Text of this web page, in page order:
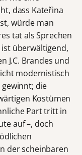
dass Kateřina
würde man
tat als Sprechen
überwältigend,
J.C. Brandes und
modernistisch
die
Kostümen
Part tritt in
auf –, doch
der scheinbaren